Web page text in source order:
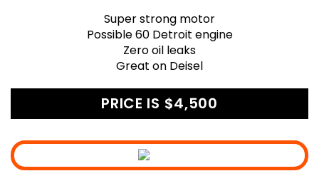
Super strong motor
Possible 60 Detroit engine
Zero oil leaks
Great on Deisel
PRICE IS $4,500